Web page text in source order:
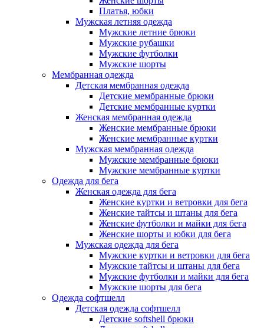
Платья, юбки
Мужская летняя одежда
Мужские летние брюки
Мужские рубашки
Мужские футболки
Мужские шорты
Мембранная одежда
Детская мембранная одежда
Детские мембранные брюки
Детские мембранные куртки
Женская мембранная одежда
Женские мембранные брюки
Женские мембранные куртки
Мужская мембранная одежда
Мужские мембранные брюки
Мужские мембранные куртки
Одежда для бега
Женская одежда для бега
Женские куртки и ветровки для бега
Женские тайтсы и штаны для бега
Женские футболки и майки для бега
Женские шорты и юбки для бега
Мужская одежда для бега
Мужские куртки и ветровки для бега
Мужские тайтсы и штаны для бега
Мужские футболки и майки для бега
Мужские шорты для бега
Одежда софтшелл
Детская одежда софтшелл
Детские softshell брюки